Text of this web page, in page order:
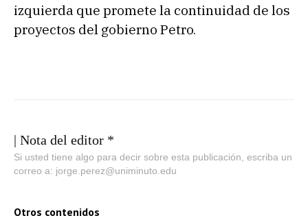
izquierda que promete la continuidad de los
proyectos del gobierno Petro.
| Nota del editor *
Si usted tiene algo para decir sobre esta publicación, escriba un
correo a: jorge.perez@uniminuto.edu
Otros contenidos